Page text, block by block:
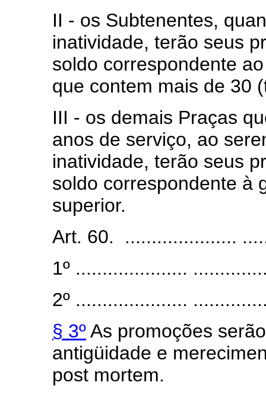
II - os Subtenentes,
inatividade, terão seus
soldo correspondente
que contem mais de 30
III - os demais Praças
anos de serviço, ao
inatividade, terão seus
soldo correspondente à
superior.
Art. 60. .....................
1º .....................
2º .....................
§ 3ºAs promoções
antigüidade e
post mortem.